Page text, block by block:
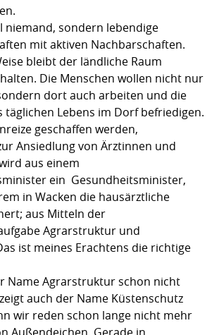
niemand, sondern lebendige
mit aktiven Nachbarschaften.
bleibt der ländliche Raum
Die Menschen wollen nicht nur
dort auch arbeiten und die
täglichen Lebens im Dorf befriedigen.
geschaffen werden,
Ansiedlung von Ärztinnen und
aus einem
ein Gesundheitsminister,
in Wacken die hausärztliche
aus Mitteln der
Agrarstruktur und
ist meines Erachtens die richtige
Name Agrarstruktur schon nicht
auch der Name Küstenschutz
wir reden schon lange nicht mehr